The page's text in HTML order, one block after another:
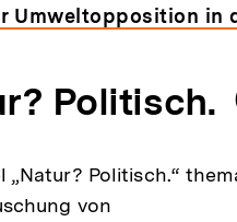
Umweltopposition in
Politisch.
„Natur? Politisch.“
von